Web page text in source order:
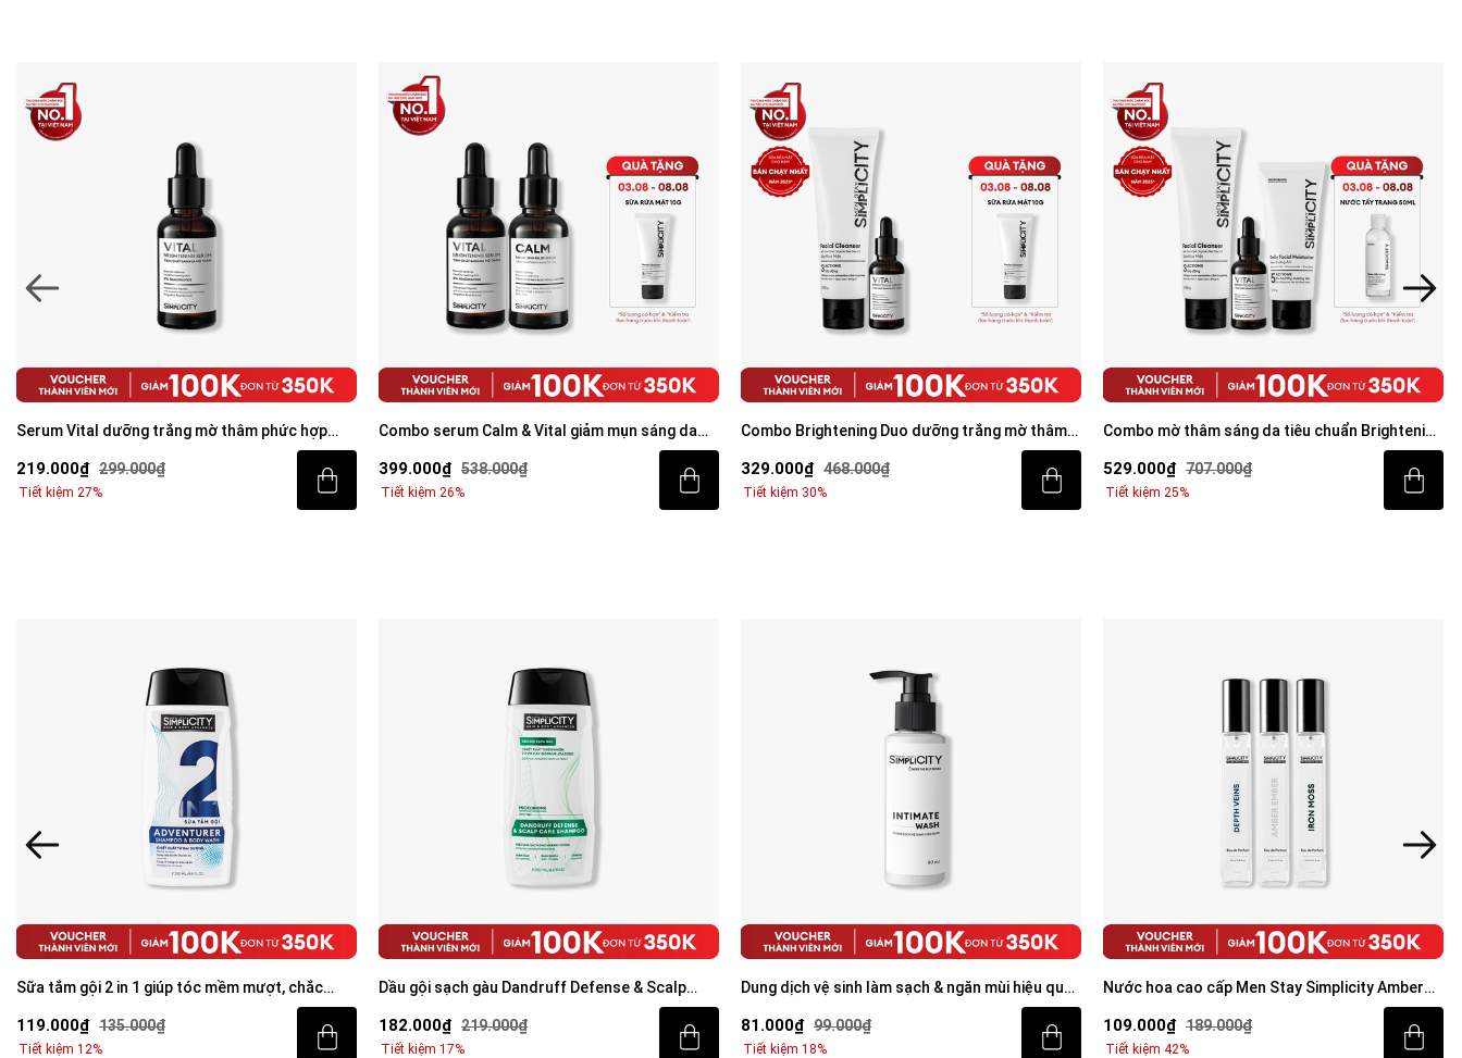
Serum Vital dưỡng trắng mờ thâm phức hợp
219.000₫ 299.000₫
Tiết kiệm 27%
Combo serum Calm & Vital giảm mụn sáng da
Niacinamide 30ml
399.000₫ 538.000₫
Tiết kiệm 26%
Combo Brightening Duo dưỡng trắng mờ thâm
tiết kiệm: Sữa rửa mặt 100g & Serum Vital 30ml
329.000₫ 468.000₫
Tiết kiệm 30%
Combo mờ thâm sáng da tiêu chuẩn Brightening
529.000₫ 707.000₫
Tiết kiệm 25%
Sữa tắm gội 2 in 1 giúp tóc mềm mượt, chắc
119.000₫ 135.000₫
Tiết kiệm 12%
Dầu gội sạch gàu Dandruff Defense & Scalp
182.000₫ 219.000₫
Tiết kiệm 17%
Dung dịch vệ sinh làm sạch & ngăn mùi hiệu quả
81.000₫ 99.000₫
Tiết kiệm 18%
Nước hoa cao cấp Men Stay Simplicity Amber
Ember/Iron Moss/Depth Veins Eau De Parfum
9ml
109.000₫ 189.000₫
Tiết kiệm 42%